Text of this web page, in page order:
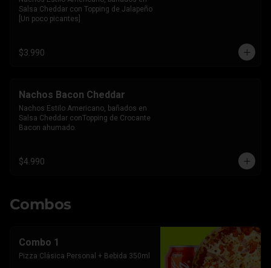
Salsa Cheddar con Topping de Jalapeño
[Un poco picantes]
$3.990
Nachos Bacon Cheddar
Nachos Estilo Americano, bañados en
Salsa Cheddar conTopping de Crocante
Bacon ahumado.
$4.990
Combos
Combo 1
Pizza Clásica Personal + Bebida 350ml